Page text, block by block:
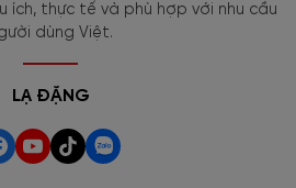
ích, thực tế và phù hợp với nhu cầu
dùng Việt.
LẠ ĐẶNG